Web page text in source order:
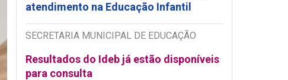
atendimento na Educação Infantil
SECRETARIA MUNICIPAL DE EDUCAÇÃO
Resultados do Ideb já estão disponíveis
para consulta